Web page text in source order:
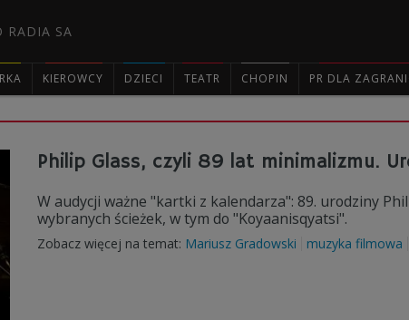
RADIA SA
KIEROWCY DZIECI TEATR CHOPIN PR DLA
Philip Glass, czyli 89 lat minimalizmu.
W audycji ważne "kartki z kalendarza": 89. urodziny
wybranych ścieżek, w tym do "Koyaanisqyatsi".
Zobacz więcej na temat: Mariusz Gradowski muzyka filmowa